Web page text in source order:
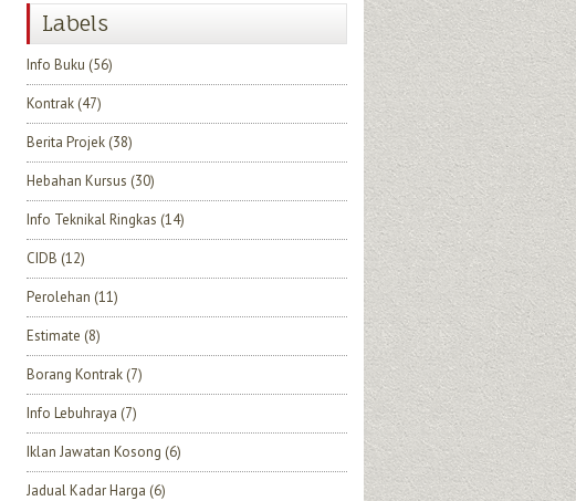
Labels
Info Buku (56)
Kontrak (47)
Berita Projek (38)
Hebahan Kursus (30)
Info Teknikal Ringkas (14)
CIDB (12)
Perolehan (11)
Estimate (8)
Borang Kontrak (7)
Info Lebuhraya (7)
Iklan Jawatan Kosong (6)
Jadual Kadar Harga (6)